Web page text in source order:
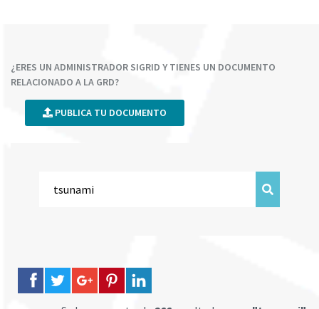
¿ERES UN ADMINISTRADOR SIGRID Y TIENES UN DOCUMENTO
RELACIONADO A LA GRD?
PUBLICA TU DOCUMENTO